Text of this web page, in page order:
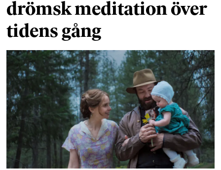
drömsk meditation över
tidens gång